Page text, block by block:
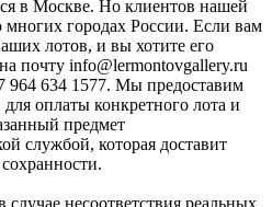
в Москве. Но клиентов нашей
многих городах России. Если вам
лотов, и вы хотите его
почту info@lermontovgallery.ru
964 634 1577. Мы предоставим
оплаты конкретного лота и
предмет
службой, которая доставит
несоответствия реальных